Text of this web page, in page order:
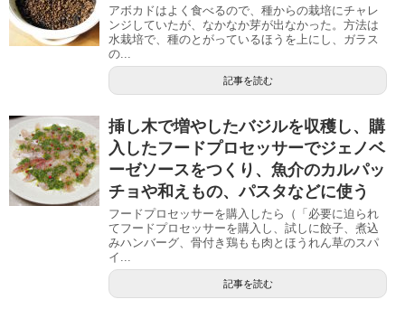
アボカドはよく食べるので、種からの栽培にチャレ
ンジしていたが、なかなか芽が出なかった。方法は
水栽培で、種のとがっているほうを上にし、ガラス
の...
記事を読む
挿し木で増やしたバジルを収穫し、購
入したフードプロセッサーでジェノベ
ーゼソースをつくり、魚介のカルパッ
チョや和えもの、パスタなどに使う
フードプロセッサーを購入したら（「必要に迫られ
てフードプロセッサーを購入し、試しに餃子、煮込
みハンバーグ、骨付き鶏もも肉とほうれん草のスパ
イ...
記事を読む